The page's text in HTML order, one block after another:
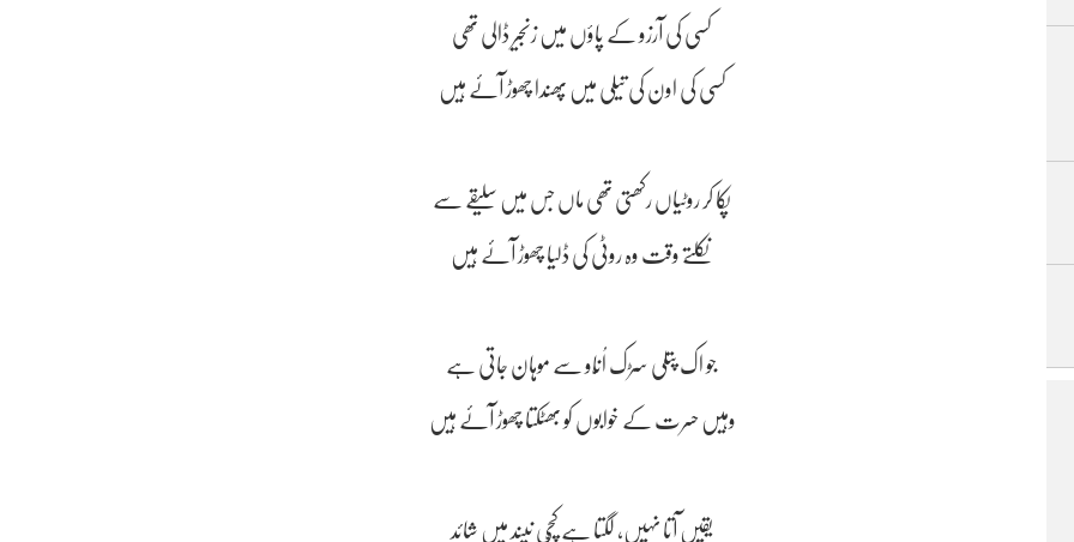
کسی کی آرزو کے پاؤں میں زنجیر ڈالی تھی
کسی کی اون کی تیلی میں پھندا چھوڑ آئے ہیں
پکا کر روٹیاں رکھتی تھی ماں جس میں سلیقے سے
نکلتے وقت وہ روٹی کی ڈلیا چھوڑ آئے ہیں
جو اک پتلی سڑک اُنّاو سے موہان جاتی ہے
وہیں حسرت کے خوابوں کو بھٹکتا چھوڑ آئے ہیں
یقیں آتا نہیں، لگتا ہے کچّی نیند میں شائد